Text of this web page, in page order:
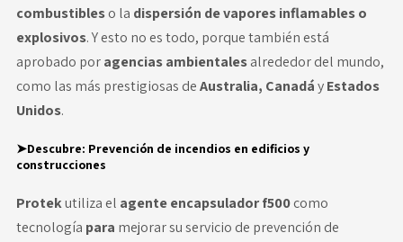
combustibleso la dispersión de vapores inflamables o
explosivos. Y esto no es todo, porque también está
aprobado poragencias ambientalesalrededor del mundo,
como las más prestigiosas deAustralia, CanadáyEstados
Unidos.
➤Descubre: Prevención de incendios en edificios y
construcciones
Protekutiliza el agente encapsulador f500como
tecnología para mejorar su servicio de prevención de